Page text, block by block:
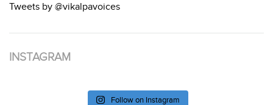
Tweets by @vikalpavoices
INSTAGRAM
Follow on Instagram